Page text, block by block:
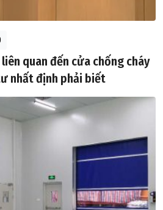
liên quan đến cửa chống cháy
nhất định phải biết